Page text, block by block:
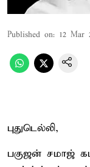
Published on: 12 Mar
புதுடெல்லி,
பகுஜன் சமாஜ்